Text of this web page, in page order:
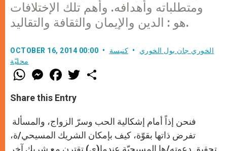
ومتطلباته وأهدافه. وأهم تلك الإختلافات
هو : الدين والإيمان والثقافة والتقاليد.
OCTOBER 16, 2014 00:00 الخوري جان بول الخوري
كنيسة
محليّة
W
h
t
s
p
p
M
e
s
e
g
e
r
F
a
e
b
o
k
w
Share this Entry
تفرض ذاتها بقوّة، كيف بإمكان الشريك المسيحي/ة،
تحقيق دعوته/ها المسيحيّة عندما(ي) تقترن مع شريك آخر